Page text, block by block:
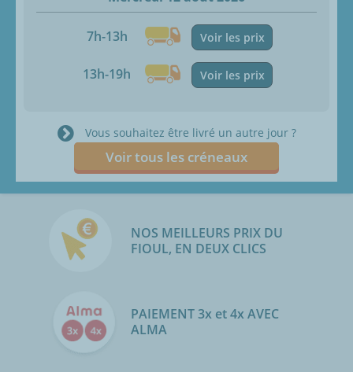
7h-13h Voir les prix
13h-19h Voir les prix
Vous souhaitez être livré un autre jour ?
Voir tous les créneaux
NOS MEILLEURS PRIX DU
FIOUL, EN DEUX CLICS
PAIEMENT 3x et 4x AVEC
ALMA